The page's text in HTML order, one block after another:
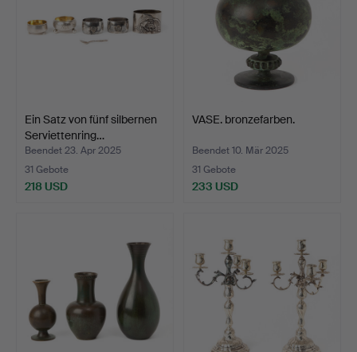
Ein Satz von fünf silbernen
Serviettenring…
Beendet 23. Apr 2025
31 Gebote
218 USD
VASE. bronzefarben.
Beendet 10. Mär 2025
31 Gebote
233 USD